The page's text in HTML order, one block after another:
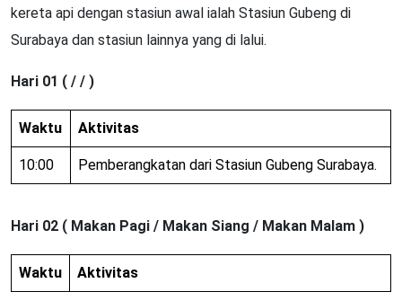
kereta api dengan stasiun awal ialah Stasiun Gubeng di
Surabaya dan stasiun lainnya yang di lalui.
Hari 01 ( / / )
Waktu Aktivitas
10:00 Pemberangkatan dari Stasiun Gubeng Surabaya.
Hari 02 ( Makan Pagi / Makan Siang / Makan Malam )
Waktu Aktivitas